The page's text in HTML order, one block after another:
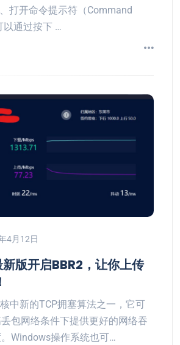
打开命令提示符（Command
以通过按下 …
4月12日
版开启BBR2，让你上传
中新的TCP拥塞算法之一，它可
包网络条件下提供更好的网络吞
Windows操作系统也可…